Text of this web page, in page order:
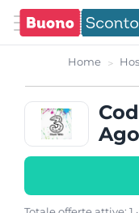
Home
Codice Sconto 3 Store